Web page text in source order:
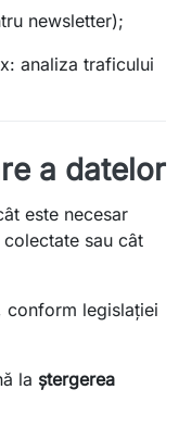
newsletter);
analiza traficului
a datelor
este necesar
sau cât
conform legislației
la ștergerea